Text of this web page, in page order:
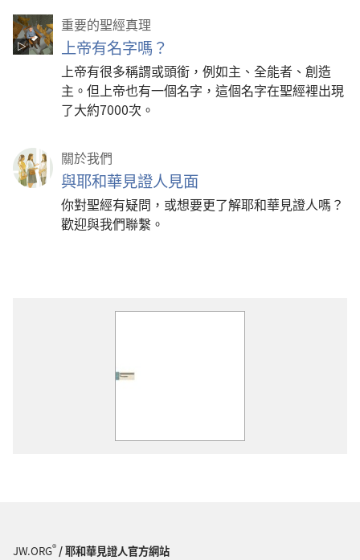
重要的聖經真理
上帝有名字嗎？
上帝有很多稱謂或頭銜，例如主、全能者、創造
主。但上帝也有一個名字，這個名字在聖經裡出現
了大約7000次。
關於我們
與耶和華見證人見面
你對聖經有疑問，或想要更了解耶和華見證人嗎？
歡迎與我們聯繫。
JW.ORG®/ 耶和華見證人官方網站